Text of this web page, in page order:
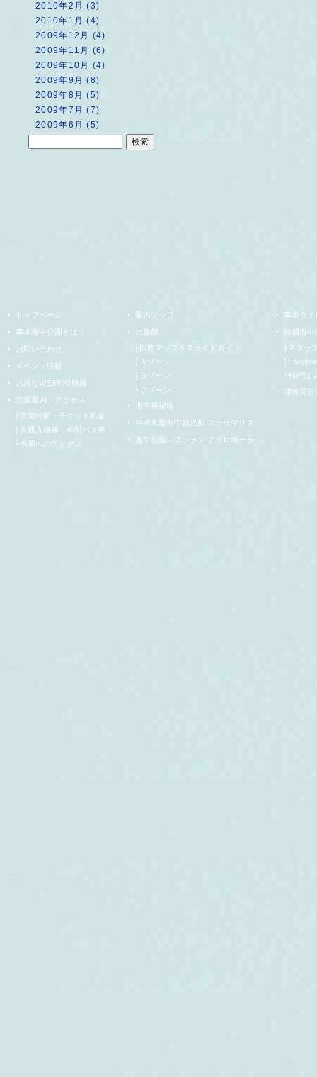
2010年2月 (3)
2010年1月 (4)
2009年12月 (4)
2009年11月 (6)
2009年10月 (4)
2009年9月 (8)
2009年8月 (5)
2009年7月 (7)
2009年6月 (5)
トップページ
串本海中公園とは？
お問い合わせ
イベント情報
お得なWEB割引情報
営業案内・アクセス
├営業時間・チケット料金
├共通入場券・年間パス券
└当園へのアクセス
園内マップ
水族館
├館内マップ＆スライドガイド
├ Ａゾーン
├ Ｂゾーン
└ Ｃゾーン
海中展望塔
半潜水型海中観光船 ステラマリス
海中公園レストラン アクロポーラ
串本ダ
錆浦海
├スタッ
├
└刊行誌
津波災害